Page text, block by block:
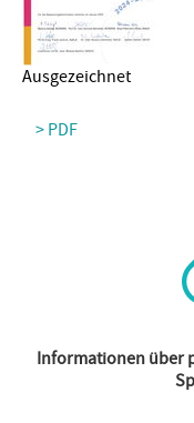
Ausgezeichnet
> PDF
Informationen über